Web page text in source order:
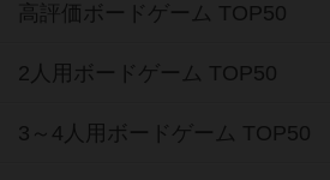
高評価ボードゲーム TOP50
2人用ボードゲーム TOP50
3～4人用ボードゲーム TOP50